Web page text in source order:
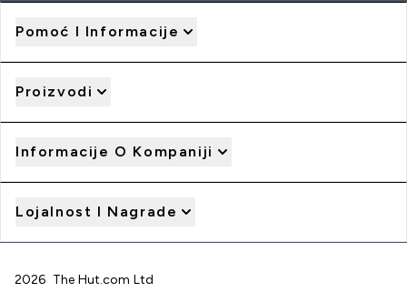
Pomoć I Informacije
Proizvodi
Informacije O Kompaniji
Lojalnost I Nagrade
2026 The Hut.com Ltd